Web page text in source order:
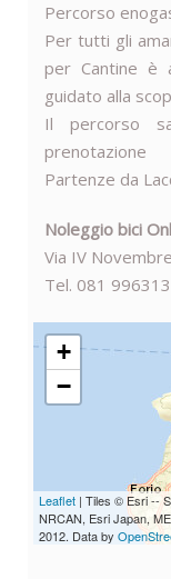
Percorso
Per tutti gli
per Cantine è
guidato alla
Il percorso
prenotazione
Partenze da
Noleggio bici
Via IV
Tel. 081 996313
+
−
Leaflet | Tiles © Esri --
NRCAN, Esri Japan,
2012. Data by